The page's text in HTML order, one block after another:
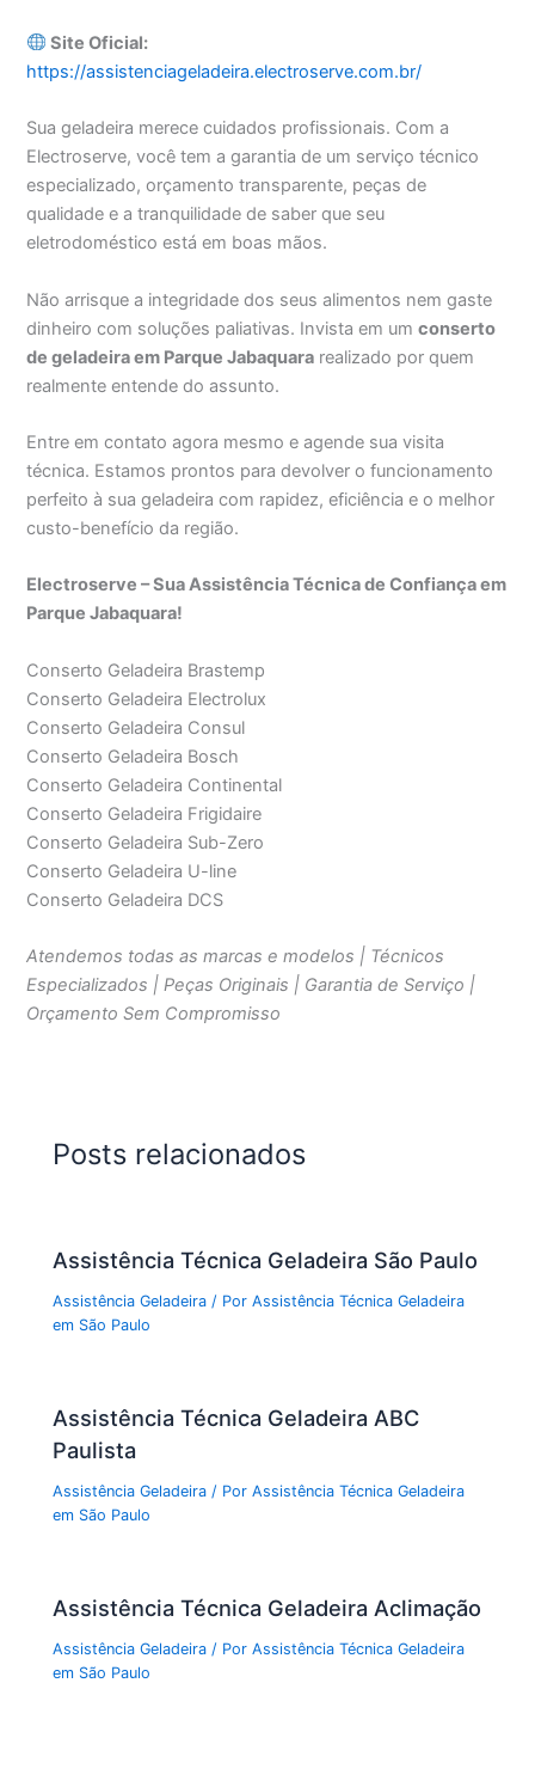
Site Oficial:
https://assistenciageladeira.electroserve.com.br/
Sua geladeira merece cuidados profissionais. Com a
Electroserve, você tem a garantia de um serviço técnico
especializado, orçamento transparente, peças de
qualidade e a tranquilidade de saber que seu
eletrodoméstico está em boas mãos.
Não arrisque a integridade dos seus alimentos nem gaste
dinheiro com soluções paliativas. Invista em umconserto
de geladeira em Parque Jabaquara realizado por quem
realmente entende do assunto.
Entre em contato agora mesmo e agende sua visita
técnica. Estamos prontos para devolver o funcionamento
perfeito à sua geladeira com rapidez, eficiência e o melhor
custo-benefício da região.
Electroserve – Sua Assistência Técnica de Confiança em
Parque Jabaquara!
Conserto Geladeira Brastemp
Conserto Geladeira Electrolux
Conserto Geladeira Consul
Conserto Geladeira Bosch
Conserto Geladeira Continental
Conserto Geladeira Frigidaire
Conserto Geladeira Sub-Zero
Conserto Geladeira U-line
Conserto Geladeira DCS
Atendemos todas as marcas e modelos | Técnicos
Especializados | Peças Originais | Garantia de Serviço |
Orçamento Sem Compromisso
Posts relacionados
Assistência Técnica Geladeira São Paulo
Assistência Geladeira / PorAssistência Técnica Geladeira
em São Paulo
Assistência Técnica Geladeira ABC
Paulista
Assistência Geladeira / PorAssistência Técnica Geladeira
em São Paulo
Assistência Técnica Geladeira Aclimação
Assistência Geladeira / PorAssistência Técnica Geladeira
em São Paulo